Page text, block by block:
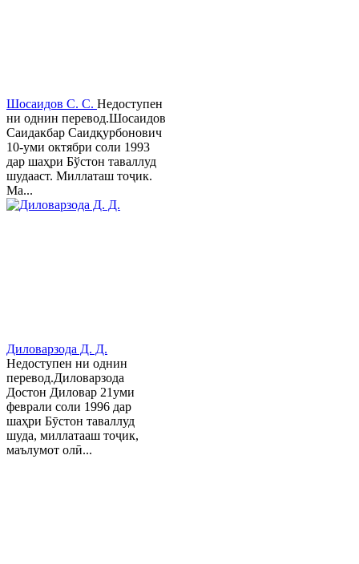
Шосаидов С. С. Недоступен
ни однин перевод.Шосаидов
Саидакбар Саидқурбонович
10-уми октябри соли 1993
дар шаҳри Бўстон таваллуд
шудааст. Миллаташ тоҷик.
Ма...
Диловарзода Д. Д.
Недоступен ни однин
перевод.Диловарзода
Достон Диловар 21уми
феврали соли 1996 дар
шаҳри Бӯстон таваллуд
шуда, миллатааш тоҷик,
маълумот олӣ...